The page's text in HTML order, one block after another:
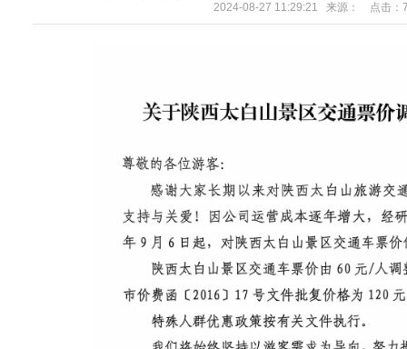
2024-08-27 11:29:21 来源： 点击：